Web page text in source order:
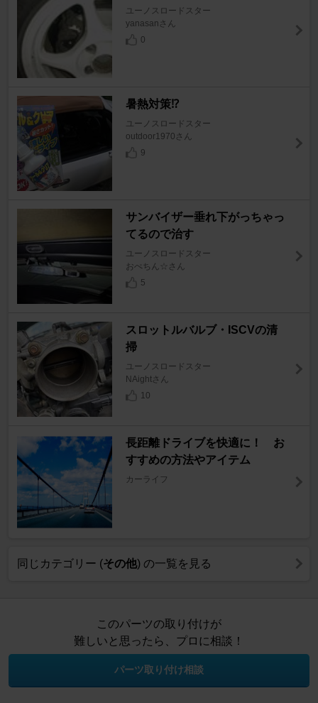
ユーノスロードスター
yanasanさん
0
暑熱対策⁉️
ユーノスロードスター
outdoor1970さん
9
サンバイザー垂れ下がっちゃっ
てるので治す
ユーノスロードスター
おぺちん☆さん
5
スロットルバルブ・ISCVの清
掃
ユーノスロードスター
NAightさん
10
長距離ドライブを快適に！ お
すすめの方法やアイテム
カーライフ
同じカテゴリー (その他) の一覧を見る
このパーツの取り付けが
難しいと思ったら、プロに相談！
パーツ取り付け相談